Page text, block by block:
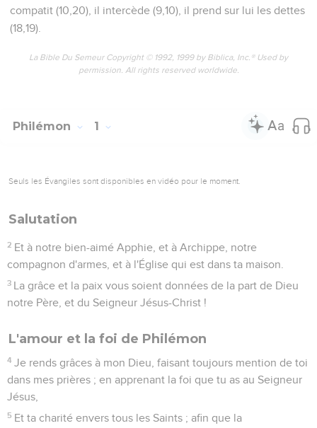
compatit (10,20), il intercède (9,10), il prend sur lui les dettes
(18,19).
La Bible Du Semeur Copyright © 1992, 1999 by Biblica, Inc.® Used by
permission. All rights reserved worldwide.
Philémon 1
Seuls les Évangiles sont disponibles en vidéo pour le moment.
Salutation
2 Et à notre bien-aimé Apphie, et à Archippe, notre
compagnon d'armes, et à l'Église qui est dans ta maison.
3 La grâce et la paix vous soient données de la part de Dieu
notre Père, et du Seigneur Jésus-Christ !
L'amour et la foi de Philémon
4 Je rends grâces à mon Dieu, faisant toujours mention de toi
dans mes prières ; en apprenant la foi que tu as au Seigneur
Jésus,
5 Et ta charité envers tous les Saints ; afin que la